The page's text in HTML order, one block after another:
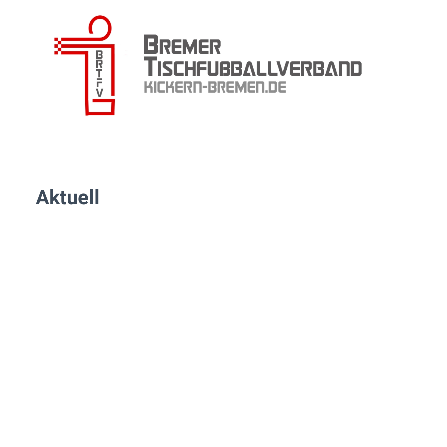
Zum Hauptinhalt springen
Aktuell